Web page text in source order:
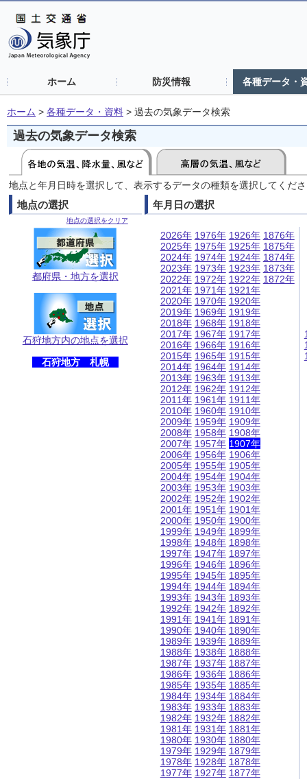
ホーム 防災情報 各種データ・
ホーム > 各種データ・資料 > 過去の気象データ検索
過去の気象データ検索
地点と年月日時を選択して、表示するデータの種類を選択してくだ
地点の選択
地点の選択をクリア
都府県・地方を選択
石狩地方内の地点を選択
石狩地方 札幌
年月日の選択
2026年
2025年
2024年
2023年
2022年
2021年
2020年
2019年
2018年
2017年
2016年
2015年
2014年
2013年
2012年
2011年
2010年
2009年
2008年
2007年
2006年
2005年
2004年
2003年
2002年
2001年
2000年
1999年
1998年
1997年
1996年
1995年
1994年
1993年
1992年
1991年
1990年
1989年
1988年
1987年
1986年
1985年
1984年
1983年
1982年
1981年
1980年
1979年
1978年
1977年
1976年
1975年
1974年
1973年
1972年
1971年
1970年
1969年
1968年
1967年
1966年
1965年
1964年
1963年
1962年
1961年
1960年
1959年
1958年
1957年
1956年
1955年
1954年
1953年
1952年
1951年
1950年
1949年
1948年
1947年
1946年
1945年
1944年
1943年
1942年
1941年
1940年
1939年
1938年
1937年
1936年
1935年
1934年
1933年
1932年
1931年
1930年
1929年
1928年
1927年
1926年
1925年
1924年
1923年
1922年
1921年
1920年
1919年
1918年
1917年
1916年
1915年
1914年
1913年
1912年
1911年
1910年
1909年
1908年
1907年
1906年
1905年
1904年
1903年
1902年
1901年
1900年
1899年
1898年
1897年
1896年
1895年
1894年
1893年
1892年
1891年
1890年
1889年
1888年
1887年
1886年
1885年
1884年
1883年
1882年
1881年
1880年
1879年
1878年
1877年
1876年
1875年
1874年
1873年
1872年